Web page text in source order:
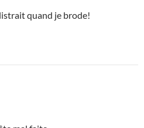
quand je brode!